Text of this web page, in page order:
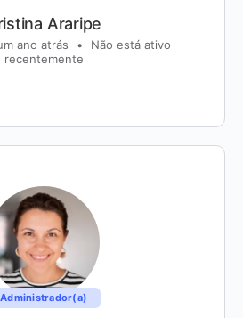
Araripe
ano atrás •
Não está ativo
recentemente
Administrador(a)